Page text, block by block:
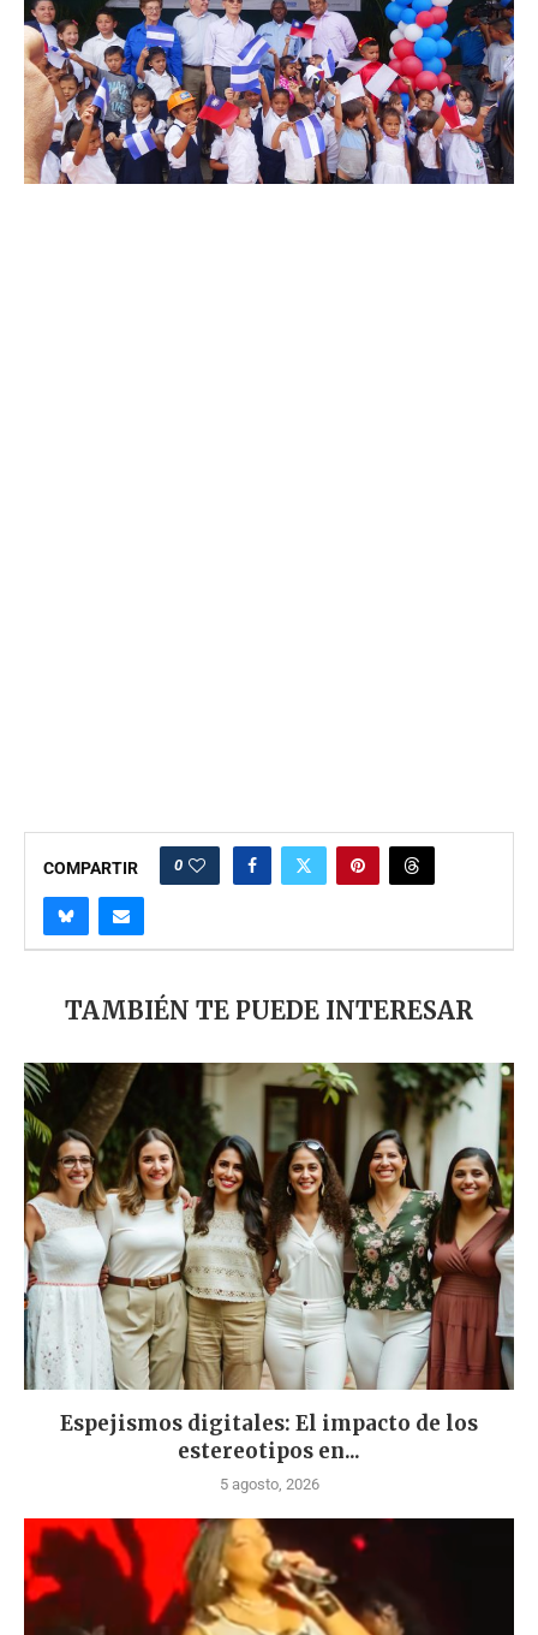
COMPARTIR 0
TAMBIÉN TE PUEDE INTERESAR
Espejismos digitales: El impacto de los
estereotipos en...
5 agosto, 2026